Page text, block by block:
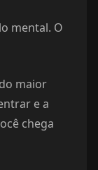
mental. O
maior
e a
chega